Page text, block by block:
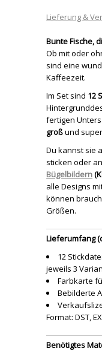
Lieferung &
Bunte Fische,
Ob mit oder
sind eine
Kaffeezeit.
Im Set sind 12
fertigen
großund
Du kannst sie
sticken oder
Bügelbildern
alle Designs
können
Größen.
Lieferumfang
12
jeweils 3
Farbkarte
Bebilderte
Format: DST,
Benötigtes